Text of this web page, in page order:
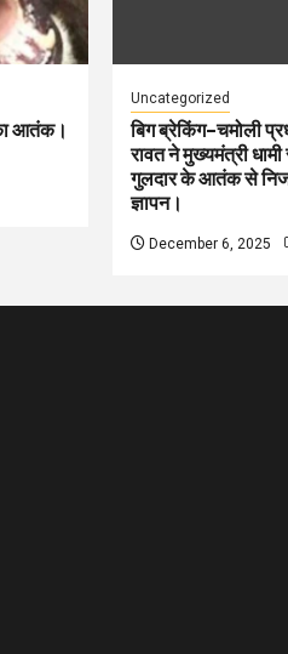
आतंक।
Uncategorized
बिग ब्रेकिंग–चमोली
रावत ने मुख्यमंत्री
गुलदार के आतंक से
ज्ञापन।
December 6, 2025